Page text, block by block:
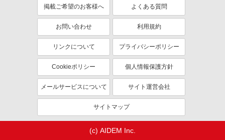
掲載ご希望のお客様へ よくある質問
お問い合わせ 利用規約
リンクについて プライバシーポリシー
Cookieポリシー 個人情報保護方針
メールサービスについて サイト運営会社
サイトマップ
(c) AIDEM Inc.